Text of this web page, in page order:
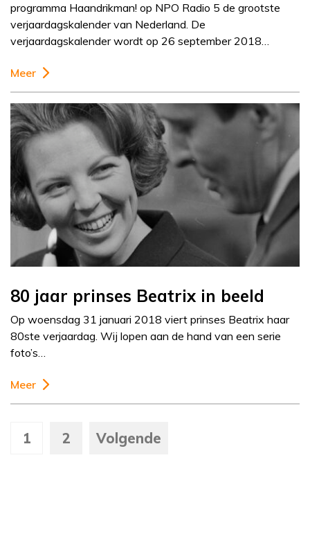
programma Haandrikman! op NPO Radio 5 de grootste
verjaardagskalender van Nederland. De
verjaardagskalender wordt op 26 september 2018…
Meer
80 jaar prinses Beatrix in beeld
Op woensdag 31 januari 2018 viert prinses Beatrix haar
80ste verjaardag. Wij lopen aan de hand van een serie
foto’s…
Meer
1 2 Volgende